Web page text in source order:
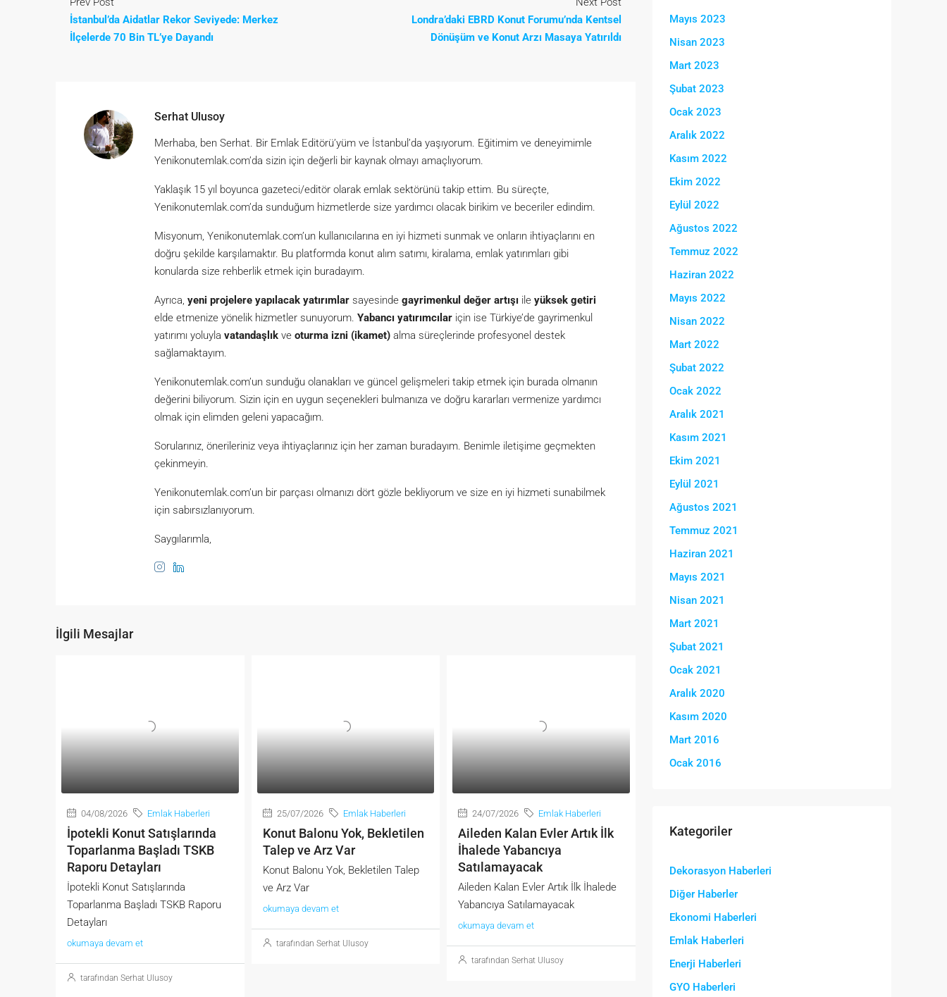
İstanbul’da Aidatlar Rekor Seviyede: Merkez
İlçelerde 70 Bin TL’ye Dayandı
Londra’daki EBRD Konut Forumu’nda Kentsel
Dönüşüm ve Konut Arzı Masaya Yatırıldı
Serhat Ulusoy
Merhaba, ben Serhat. Bir Emlak Editörü’yüm ve İstanbul’da yaşıyorum. Eğitimim ve deneyimimle
Yenikonutemlak.com’da sizin için değerli bir kaynak olmayı amaçlıyorum.
Yaklaşık 15 yıl boyunca gazeteci/editör olarak emlak sektörünü takip ettim. Bu süreçte,
Yenikonutemlak.com’da sunduğum hizmetlerde size yardımcı olacak birikim ve beceriler edindim.
Misyonum, Yenikonutemlak.com’un kullanıcılarına en iyi hizmeti sunmak ve onların ihtiyaçlarını en
doğru şekilde karşılamaktır. Bu platformda konut alım satımı, kiralama, emlak yatırımları gibi
konularda size rehberlik etmek için buradayım.
Ayrıca, yeni projelere yapılacak yatırımlar sayesinde gayrimenkul değer artışı ile yüksek getiri
elde etmenize yönelik hizmetler sunuyorum. Yabancı yatırımcılar için ise Türkiye’de gayrimenkul
yatırımı yoluyla vatandaşlık ve oturma izni (ikamet) alma süreçlerinde profesyonel destek
sağlamaktayım.
Yenikonutemlak.com’un sunduğu olanakları ve güncel gelişmeleri takip etmek için burada olmanın
değerini biliyorum. Sizin için en uygun seçenekleri bulmanıza ve doğru kararları vermenize yardımcı
olmak için elimden geleni yapacağım.
Sorularınız, önerileriniz veya ihtiyaçlarınız için her zaman buradayım. Benimle iletişime geçmekten
çekinmeyin.
Yenikonutemlak.com’un bir parçası olmanızı dört gözle bekliyorum ve size en iyi hizmeti sunabilmek
için sabırsızlanıyorum.
Saygılarımla,
İlgili Mesajlar
04/08/2026 Emlak Haberleri
İpotekli Konut Satışlarında
Toparlanma Başladı TSKB
Raporu Detayları
İpotekli Konut Satışlarında
Toparlanma Başladı TSKB Raporu
Detayları
okumaya devam et
tarafından Serhat Ulusoy
25/07/2026 Emlak Haberleri
Konut Balonu Yok, Bekletilen
Talep ve Arz Var
Konut Balonu Yok, Bekletilen Talep
ve Arz Var
okumaya devam et
tarafından Serhat Ulusoy
24/07/2026 Emlak Haberleri
Aileden Kalan Evler Artık İlk
İhalede Yabancıya
Satılamayacak
Aileden Kalan Evler Artık İlk İhalede
Yabancıya Satılamayacak
okumaya devam et
tarafından Serhat Ulusoy
Mayıs 2023
Nisan 2023
Mart 2023
Şubat 2023
Ocak 2023
Aralık 2022
Kasım 2022
Ekim 2022
Eylül 2022
Ağustos 2022
Temmuz 2022
Haziran 2022
Mayıs 2022
Nisan 2022
Mart 2022
Şubat 2022
Ocak 2022
Aralık 2021
Kasım 2021
Ekim 2021
Eylül 2021
Ağustos 2021
Temmuz 2021
Haziran 2021
Mayıs 2021
Nisan 2021
Mart 2021
Şubat 2021
Ocak 2021
Aralık 2020
Kasım 2020
Mart 2016
Ocak 2016
Kategoriler
Dekorasyon Haberleri
Diğer Haberler
Ekonomi Haberleri
Emlak Haberleri
Enerji Haberleri
GYO Haberleri